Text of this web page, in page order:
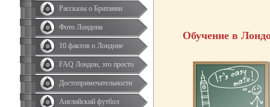
Рассказы о Британии
Фото Лондона
10 фактов о Лондоне
FAQ Лондон, это просто
Достопримечательности
Английский футбол
Обучение в